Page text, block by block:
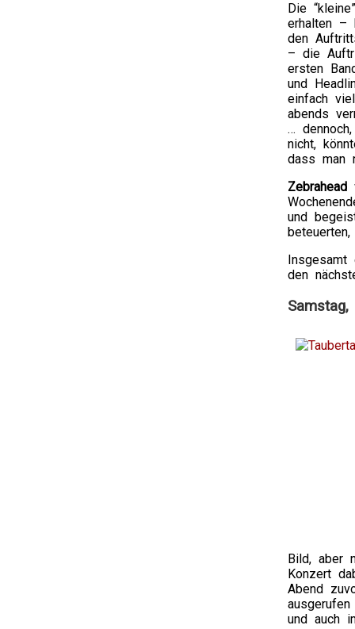
Die
erhalten –
den
– die
ersten
und
einfach
abends
…
nicht,
dass man
Zebrahead
und
den
Bild, aber
Konzert
Abend
und auch